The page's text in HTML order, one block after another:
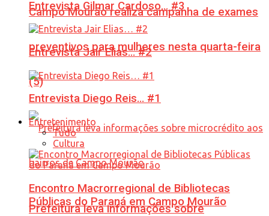
Campo Mourão realiza campanha de exames
preventivos para mulheres nesta quarta-feira
(5)
Prefeitura leva informações sobre
Entrevista Gilmar Cardoso… #3
Entrevista Jair Elias… #2
Entrevista Diego Reis… #1
Entretenimento
Tudo
Cultura
Encontro Macrorregional de Bibliotecas
Públicas do Paraná em Campo Mourão